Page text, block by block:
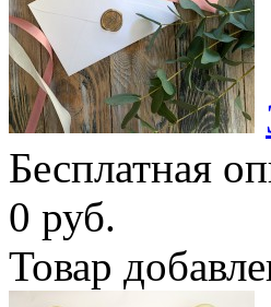
Бесплатная
0 руб.
Товар